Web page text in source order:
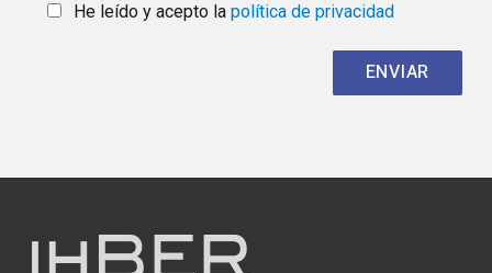
He leído y acepto la política de privacidad